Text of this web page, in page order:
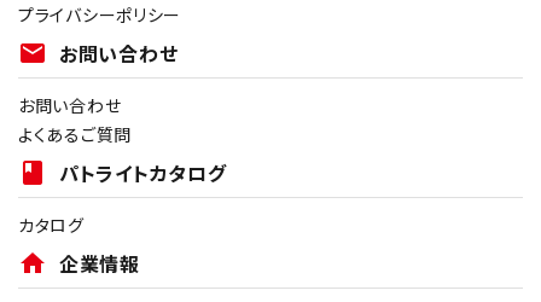
プライバシーポリシー
mail お問い合わせ
お問い合わせ
よくあるご質問
book パトライトカタログ
カタログ
home 企業情報